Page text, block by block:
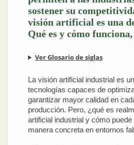
sostener su
visión artificial es una
Qué es y cómo
Ver Glosario de siglas
La visión artificial industrial es
tecnologías capaces de
garantizar mayor calidad en
producción. Pero, ¿qué es
artificial industrial y cómo
manera concreta en entornos